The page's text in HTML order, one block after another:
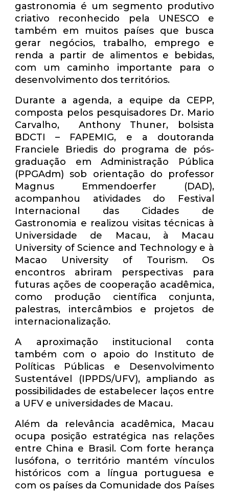
gastronomia é um segmento produtivo
criativo reconhecido pela UNESCO e
também em muitos países que busca
gerar negócios, trabalho, emprego e
renda a partir de alimentos e bebidas,
com um caminho importante para o
desenvolvimento dos territórios.
Durante a agenda, a equipe da CEPP,
composta pelos pesquisadores Dr. Mario
Carvalho, Anthony Thuner, bolsista
BDCTI – FAPEMIG, e a doutoranda
Franciele Briedis do programa de pós-
graduação em Administração Pública
(PPGAdm) sob orientação do professor
Magnus Emmendoerfer (DAD),
acompanhou atividades do Festival
Internacional das Cidades de
Gastronomia e realizou visitas técnicas à
Universidade de Macau, à Macau
University of Science and Technology e à
Macao University of Tourism. Os
encontros abriram perspectivas para
futuras ações de cooperação acadêmica,
como produção científica conjunta,
palestras, intercâmbios e projetos de
internacionalização.
A aproximação institucional conta
também com o apoio do Instituto de
Políticas Públicas e Desenvolvimento
Sustentável (IPPDS/UFV), ampliando as
possibilidades de estabelecer laços entre
a UFV e universidades de Macau.
Além da relevância acadêmica, Macau
ocupa posição estratégica nas relações
entre China e Brasil. Com forte herança
lusófona, o território mantém vínculos
históricos com a língua portuguesa e
com os países da Comunidade dos Países